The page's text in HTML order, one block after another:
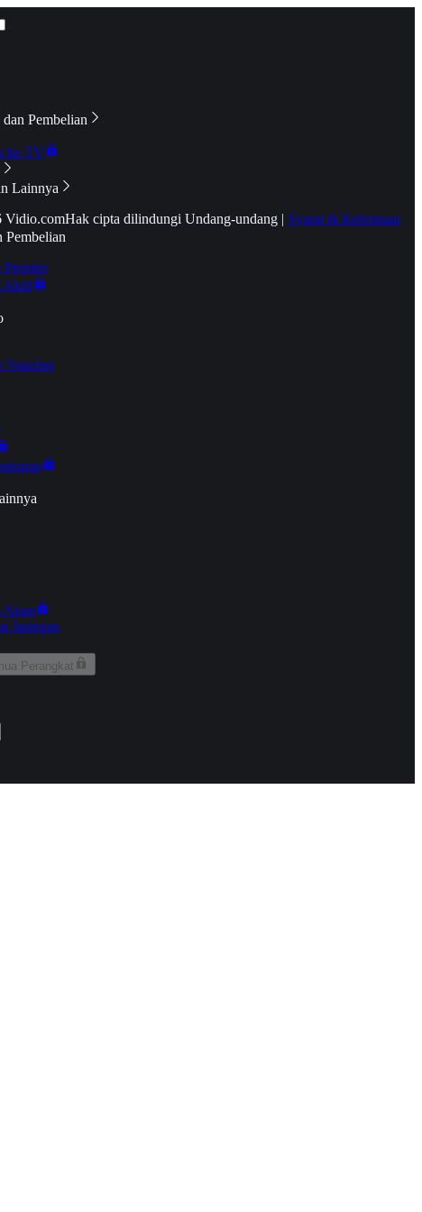
Pembelian
ke TV
Lainnya
Vidio.comHak cipta dilindungi Undang-undang | Syarat & Ketentuan
Pembelian
Aktif
Voucher
Akun
Jaringan
Perangkat